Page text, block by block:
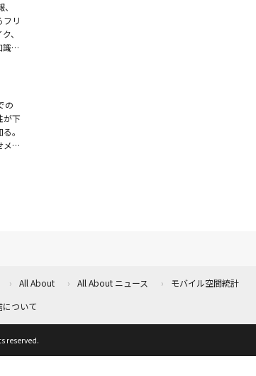
フリ
、
と
の
が下
。
メソ
All About All About ニュース
モバイル空間統計
ついて
reserved.